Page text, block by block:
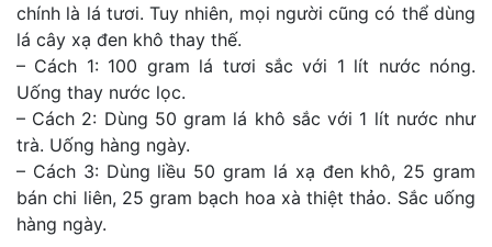
chính là lá tươi. Tuy nhiên, mọi người cũng có thể dùng
lá cây xạ đen khô thay thế.
– Cách 1: 100 gram lá tươi sắc với 1 lít nước nóng.
Uống thay nước lọc.
– Cách 2: Dùng 50 gram lá khô sắc với 1 lít nước như
trà. Uống hàng ngày.
– Cách 3: Dùng liều 50 gram lá xạ đen khô, 25 gram
bán chi liên, 25 gram bạch hoa xà thiệt thảo. Sắc uống
hàng ngày.